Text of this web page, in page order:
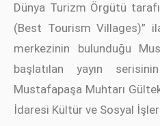
Dünya Turizm Örgütü
(Best Tourism Villages)”
merkezinin bulunduğu
başlatılan yayın
Mustafapaşa Muhtarı
İdaresi Kültür ve Sosyal